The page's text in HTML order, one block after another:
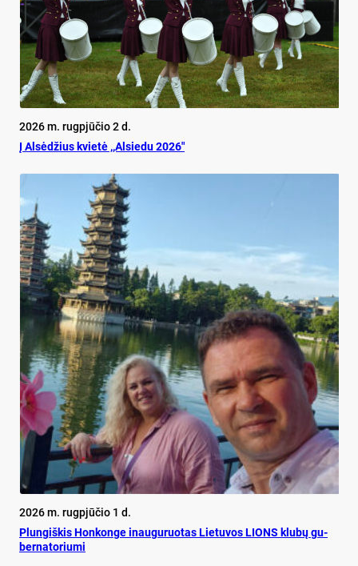
2026 m. rugpjūčio 2 d.
Į Alsėdžius kvietė ,,Alsiedu 2026″
2026 m. rugpjūčio 1 d.
Plun­giš­kis Hon­kon­ge inau­gu­ruo­tas Lie­tu­vos LIONS klu­bų gu­
ber­na­to­riu­mi